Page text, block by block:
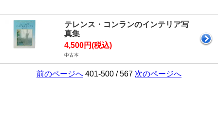
テレンス・コンランのインテリア写
真集
4,500円(税込)
中古本
前のページへ 401-500 / 567 次のページへ